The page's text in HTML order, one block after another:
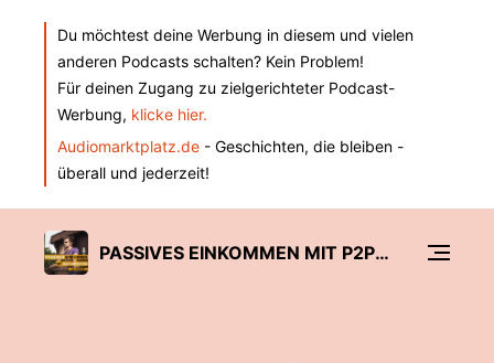
Du möchtest deine Werbung in diesem und vielen
anderen Podcasts schalten? Kein Problem!
Für deinen Zugang zu zielgerichteter Podcast-
Werbung, klicke hier.
Audiomarktplatz.de - Geschichten, die bleiben -
überall und jederzeit!
PASSIVES EINKOMMEN MIT P2P KREDITEN